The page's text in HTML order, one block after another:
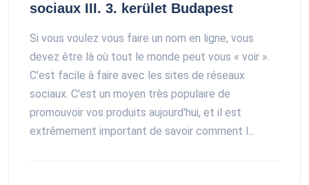
sociaux III. 3. kerület Budapest
Si vous voulez vous faire un nom en ligne, vous
devez être là où tout le monde peut vous « voir ».
C'est facile à faire avec les sites de réseaux
sociaux. C'est un moyen très populaire de
promouvoir vos produits aujourd'hui, et il est
extrêmement important de savoir comment l...